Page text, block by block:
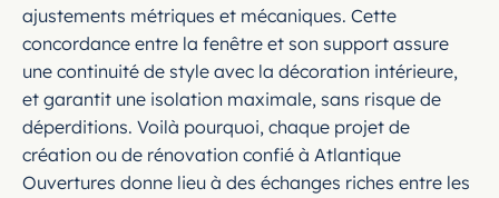
ajustements métriques et mécaniques. Cette
concordance entre la fenêtre et son support assure
une continuité de style avec la décoration intérieure,
et garantit une isolation maximale, sans risque de
déperditions. Voilà pourquoi, chaque projet de
création ou de rénovation confié à Atlantique
Ouvertures donne lieu à des échanges riches entre les